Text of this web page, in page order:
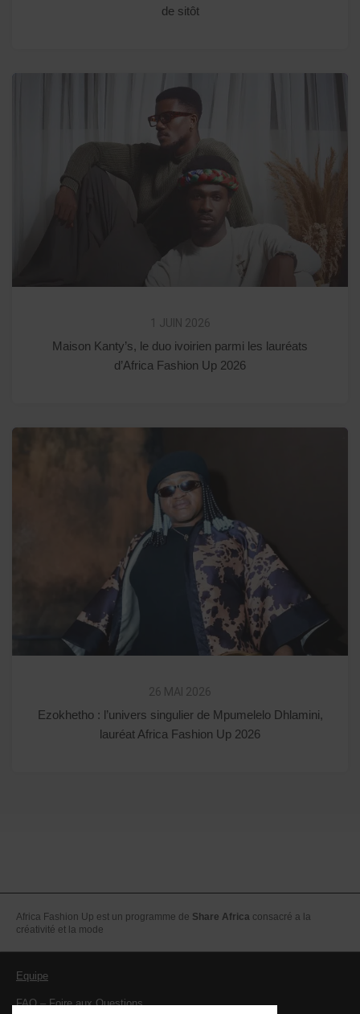
de sitôt
1 JUIN 2026
Maison Kanty’s, le duo ivoirien parmi les lauréats
d’Africa Fashion Up 2026
26 MAI 2026
Ezokhetho : l’univers singulier de Mpumelelo Dhlamini,
lauréat Africa Fashion Up 2026
Africa Fashion Up est un programme de Share Africa consacré a la
créativité et la mode
Equipe
FAQ – Foire aux Questions